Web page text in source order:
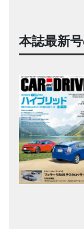
本誌最新